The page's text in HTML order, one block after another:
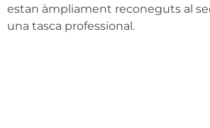
estan àmpliament reconeguts al
una tasca professional.